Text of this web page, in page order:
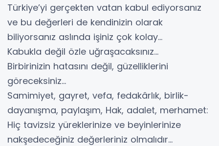
Türkiye’yi gerçekten vatan kabul ediyorsanız
ve bu değerleri de kendinizin olarak
biliyorsanız aslında işiniz çok kolay…
Kabukla değil özle uğraşacaksınız…
Birbirinizin hatasını değil, güzelliklerini
göreceksiniz…
Samimiyet, gayret, vefa, fedakârlık, birlik-
dayanışma, paylaşım, Hak, adalet, merhamet:
Hiç tavizsiz yüreklerinize ve beyinlerinize
nakşedeceğiniz değerleriniz olmalıdır…